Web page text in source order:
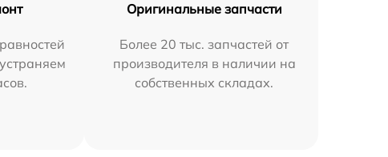
Оригинальные запчасти
Более 20 тыс. запчастей от
производителя в наличии на
собственных складах.